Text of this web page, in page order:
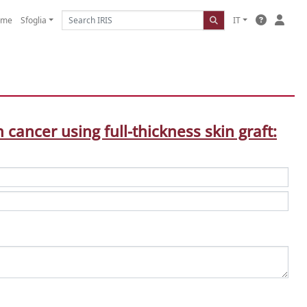
Sfoglia IT
using full-thickness skin graft: